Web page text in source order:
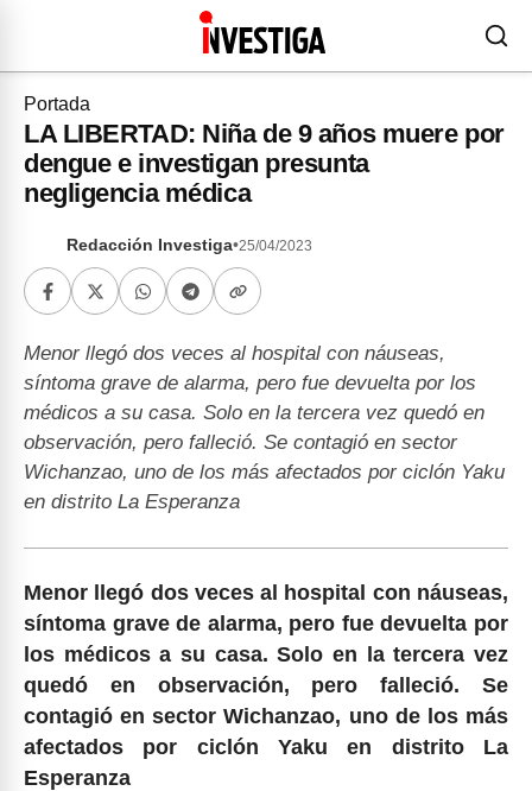
Portada
LA LIBERTAD: Niña de 9 años muere por
dengue e investigan presunta
negligencia médica
Redacción Investiga•25/04/2023
Menor llegó dos veces al hospital con náuseas,
síntoma grave de alarma, pero fue devuelta por los
médicos a su casa. Solo en la tercera vez quedó en
observación, pero falleció. Se contagió en sector
Wichanzao, uno de los más afectados por ciclón Yaku
en distrito La Esperanza
Menor llegó dos veces al hospital con náuseas,
síntoma grave de alarma, pero fue devuelta por
los médicos a su casa. Solo en la tercera vez
quedó en observación, pero falleció.
Se
contagió en sector Wichanzao, uno de los más
afectados por ciclón Yaku en distrito La
Esperanza